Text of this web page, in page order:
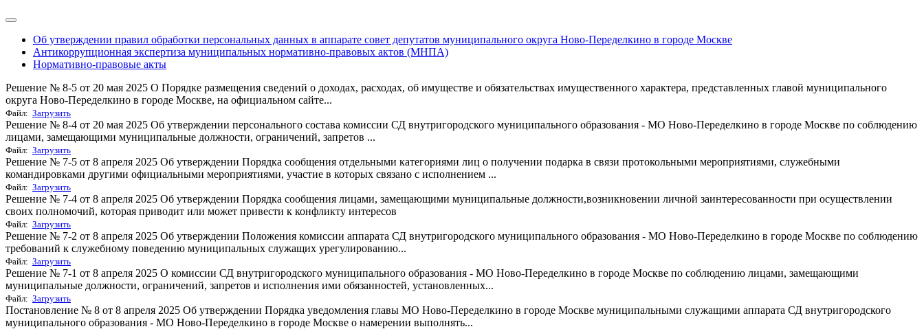
Об утверждении правил обработки персональных данных в аппарате совет депутатов муниципального округа Ново-Переделкино в городе Москве
Антикоррупционная экспертиза муниципальных нормативно-правовых актов (МНПА)
Нормативно-правовые акты
Решение № 8-5 от 20 мая 2025 О Порядке размещения сведений о доходах, расходах, об имуществе и обязательствах имущественного характера, представленных главой муниципального
округа Ново-Переделкино в городе Москве, на официальном сайте...
Файл: Загрузить
Решение № 8-4 от 20 мая 2025 Об утверждении персонального состава комиссии СД внутригородского муниципального образования - МО Ново-Переделкино в городе Москве по соблюдению
лицами, замещающими муниципальные должности, ограничений, запретов ...
Файл: Загрузить
Решение № 7-5 от 8 апреля 2025 Об утверждении Порядка сообщения отдельными категориями лиц о получении подарка в связи протокольными мероприятиями, служебными
командировками другими официальными мероприятиями, участие в которых связано с исполнением ...
Файл: Загрузить
Решение № 7-4 от 8 апреля 2025 Об утверждении Порядка сообщения лицами, замещающими муниципальные должности,возникновении личной заинтересованности при осуществлении
своих полномочий, которая приводит или может привести к конфликту интересов
Файл: Загрузить
Решение № 7-2 от 8 апреля 2025 Об утверждении Положения комиссии аппарата СД внутригородского муниципального образования - МО Ново-Переделкино в городе Москве по соблюдению
требований к служебному поведению муниципальных служащих урегулированию...
Файл: Загрузить
Решение № 7-1 от 8 апреля 2025 О комиссии СД внутригородского муниципального образования - МО Ново-Переделкино в городе Москве по соблюдению лицами, замещающими
муниципальные должности, ограничений, запретов и исполнения ими обязанностей, установленных...
Файл: Загрузить
Постановление № 8 от 8 апреля 2025 Об утверждении Порядка уведомления главы МО Ново-Переделкино в городе Москве муниципальными служащими аппарата СД внутригородского
муниципального образования - МО Ново-Переделкино в городе Москве о намерении выполнять...